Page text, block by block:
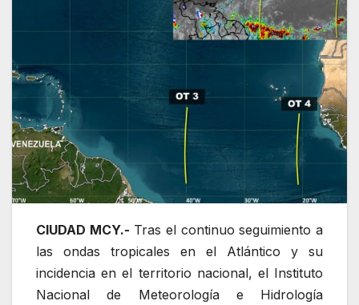
CIUDAD MCY.- Tras el continuo seguimiento a
las ondas tropicales en el Atlántico y su
incidencia en el territorio nacional, el Instituto
Nacional de Meteorología e Hidrología